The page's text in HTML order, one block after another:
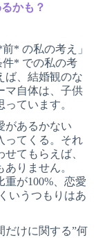
かも？
* の私の考え」
* での私の考
ば、結婚観のな
マ自体は、子供
ています。
があるかない
ってくる。それ
てもらえば、
りません。
が100%、恋愛
いうつもりはあ
だけに関する”何